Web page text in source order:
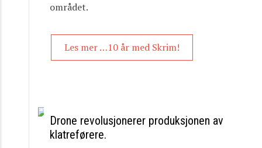
området.
Les mer …10 år med Skrim!
Drone revolusjonerer produksjonen av
klatreførere.